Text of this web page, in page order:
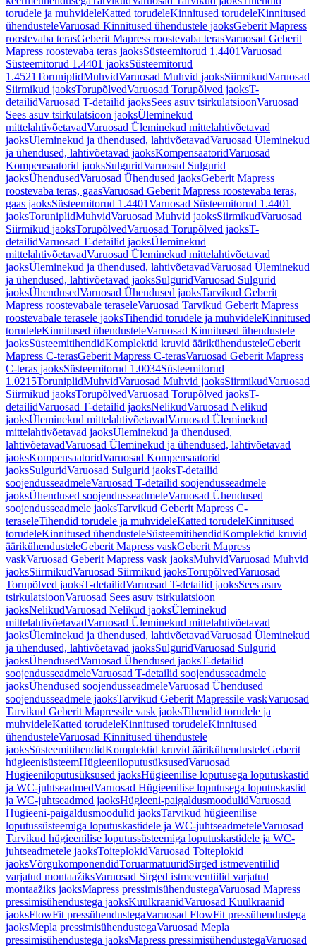
torudele ja muhvideleKatted torudeleKinnitused torudeleKinnitused
ühendusteleVaruosad Kinnitused ühendustele jaoksGeberit Mapress
roostevaba terasGeberit Mapress roostevaba terasVaruosad Geberit
Mapress roostevaba teras jaoksSüsteemitorud 1.4401Varuosad
Süsteemitorud 1.4401 jaoksSüsteemitorud
1.4521ToruniplidMuhvidVaruosad Muhvid jaoksSiirmikudVaruosad
Siirmikud jaoksTorupõlvedVaruosad Torupõlved jaoksT-
detailidVaruosad T-detailid jaoksSees asuv tsirkulatsioonVaruosad
Sees asuv tsirkulatsioon jaoksÜleminekud
mittelahtivõetavadVaruosad Üleminekud mittelahtivõetavad
jaoksÜleminekud ja ühendused, lahtivõetavadVaruosad Üleminekud
ja ühendused, lahtivõetavad jaoksKompensaatoridVaruosad
Kompensaatorid jaoksSulguridVaruosad Sulgurid
jaoksÜhendusedVaruosad Ühendused jaoksGeberit Mapress
roostevaba teras, gaasVaruosad Geberit Mapress roostevaba teras,
gaas jaoksSüsteemitorud 1.4401Varuosad Süsteemitorud 1.4401
jaoksToruniplidMuhvidVaruosad Muhvid jaoksSiirmikudVaruosad
Siirmikud jaoksTorupõlvedVaruosad Torupõlved jaoksT-
detailidVaruosad T-detailid jaoksÜleminekud
mittelahtivõetavadVaruosad Üleminekud mittelahtivõetavad
jaoksÜleminekud ja ühendused, lahtivõetavadVaruosad Üleminekud
ja ühendused, lahtivõetavad jaoksSulguridVaruosad Sulgurid
jaoksÜhendusedVaruosad Ühendused jaoksTarvikud Geberit
Mapress roostevabale teraseleVaruosad Tarvikud Geberit Mapress
roostevabale terasele jaoksTihendid torudele ja muhvideleKinnitused
torudeleKinnitused ühendusteleVaruosad Kinnitused ühendustele
jaoksSüsteemitihendidKomplektid kruvid äärikühendusteleGeberit
Mapress C-terasGeberit Mapress C-terasVaruosad Geberit Mapress
C-teras jaoksSüsteemitorud 1.0034Süsteemitorud
1.0215ToruniplidMuhvidVaruosad Muhvid jaoksSiirmikudVaruosad
Siirmikud jaoksTorupõlvedVaruosad Torupõlved jaoksT-
detailidVaruosad T-detailid jaoksNelikudVaruosad Nelikud
jaoksÜleminekud mittelahtivõetavadVaruosad Üleminekud
mittelahtivõetavad jaoksÜleminekud ja ühendused,
lahtivõetavadVaruosad Üleminekud ja ühendused, lahtivõetavad
jaoksKompensaatoridVaruosad Kompensaatorid
jaoksSulguridVaruosad Sulgurid jaoksT-detailid
soojendusseadmeleVaruosad T-detailid soojendusseadmele
jaoksÜhendused soojendusseadmeleVaruosad Ühendused
soojendusseadmele jaoksTarvikud Geberit Mapress C-
teraseleTihendid torudele ja muhvideleKatted torudeleKinnitused
torudeleKinnitused ühendusteleSüsteemitihendidKomplektid kruvid
äärikühendusteleGeberit Mapress vaskGeberit Mapress
vaskVaruosad Geberit Mapress vask jaoksMuhvidVaruosad Muhvid
jaoksSiirmikudVaruosad Siirmikud jaoksTorupõlvedVaruosad
Torupõlved jaoksT-detailidVaruosad T-detailid jaoksSees asuv
tsirkulatsioonVaruosad Sees asuv tsirkulatsioon
jaoksNelikudVaruosad Nelikud jaoksÜleminekud
mittelahtivõetavadVaruosad Üleminekud mittelahtivõetavad
jaoksÜleminekud ja ühendused, lahtivõetavadVaruosad Üleminekud
ja ühendused, lahtivõetavad jaoksSulguridVaruosad Sulgurid
jaoksÜhendusedVaruosad Ühendused jaoksT-detailid
soojendusseadmeleVaruosad T-detailid soojendusseadmele
jaoksÜhendused soojendusseadmeleVaruosad Ühendused
soojendusseadmele jaoksTarvikud Geberit Mapressile vaskVaruosad
Tarvikud Geberit Mapressile vask jaoksTihendid torudele ja
muhvideleKatted torudeleKinnitused torudeleKinnitused
ühendusteleVaruosad Kinnitused ühendustele
jaoksSüsteemitihendidKomplektid kruvid äärikühendusteleGeberit
hügieenisüsteemHügieeniloputusüksusedVaruosad
Hügieeniloputusüksused jaoksHügieenilise loputusega loputuskastid
ja WC-juhtseadmedVaruosad Hügieenilise loputusega loputuskastid
ja WC-juhtseadmed jaoksHügieeni-paigaldusmoodulidVaruosad
Hügieeni-paigaldusmoodulid jaoksTarvikud hügieenilise
loputussüsteemiga loputuskastidele ja WC-juhtseadmeteleVaruosad
Tarvikud hügieenilise loputussüsteemiga loputuskastidele ja WC-
juhtseadmetele jaoksToiteplokidVaruosad Toiteplokid
jaoksVõrgukomponendidToruarmatuuridSirged istmeventiilid
varjatud montaažiksVaruosad Sirged istmeventiilid varjatud
montaažiks jaoksMapress pressimisühendustegaVaruosad Mapress
pressimisühendustega jaoksKuulkraanidVaruosad Kuulkraanid
jaoksFlowFit pressühendustegaVaruosad FlowFit pressühendustega
jaoksMepla pressimisühendustegaVaruosad Mepla
pressimisühendustega jaoksMapress pressimisühendustegaVaruosad